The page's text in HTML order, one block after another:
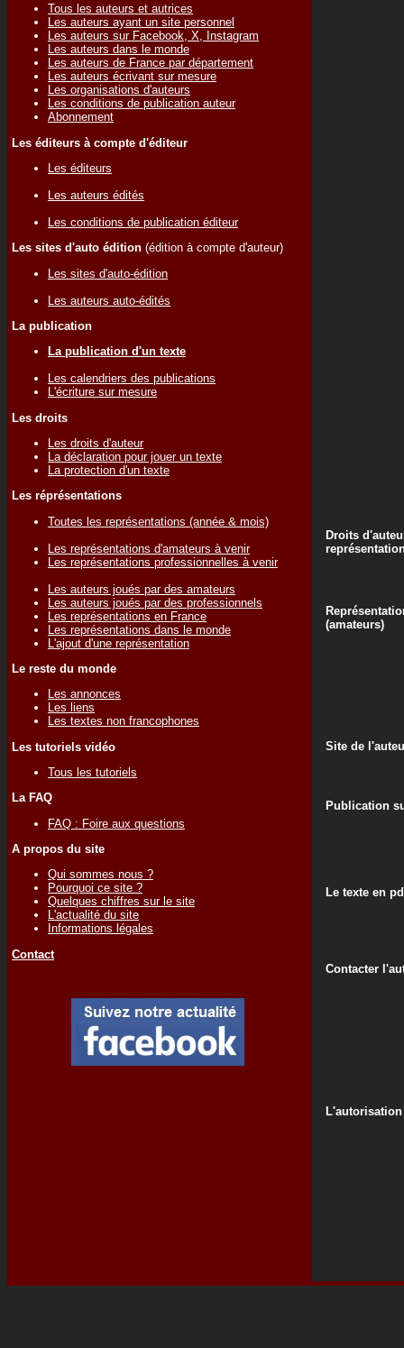
Tous les auteurs et autrices
Les auteurs ayant un site personnel
Les auteurs sur Facebook, X, Instagram
Les auteurs dans le monde
Les auteurs de France par département
Les auteurs écrivant sur mesure
Les organisations d'auteurs
Les conditions de publication auteur
Abonnement
Les éditeurs à compte d'éditeur
Les éditeurs
Les auteurs édités
Les conditions de publication éditeur
Les sites d'auto édition (édition à compte d'auteur)
Les sites d'auto-édition
Les auteurs auto-édités
La publication
La publication d'un texte
Les calendriers des publications
L'écriture sur mesure
Les droits
Les droits d'auteur
La déclaration pour jouer un texte
La protection d'un texte
Les réprésentations
Toutes les représentations (année & mois)
Les représentations d'amateurs à venir
Les représentations professionnelles à venir
Les auteurs joués par des amateurs
Les auteurs joués par des professionnels
Les représentations en France
Les représentations dans le monde
L'ajout d'une représentation
Le reste du monde
Les annonces
Les liens
Les textes non francophones
Les tutoriels vidéo
Tous les tutoriels
La FAQ
FAQ : Foire aux questions
A propos du site
Qui sommes nous ?
Pourquoi ce site ?
Quelques chiffres sur le site
L'actualité du site
Informations légales
Contact
Droits
(amateurs)
Site de
Publication
Le texte en
Contacter
L'autorisation